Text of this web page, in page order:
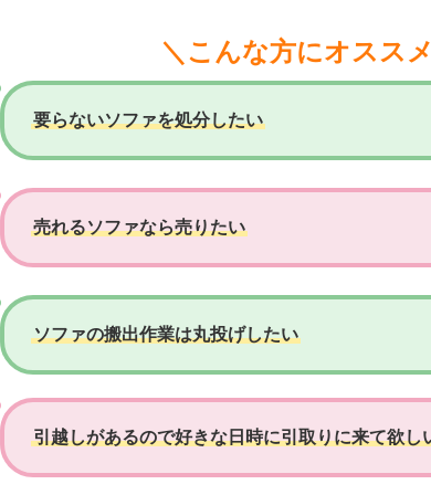
＼こんな方にオスス
要らないソファを処分したい
売れるソファなら売りたい
ソファの搬出作業は丸投げしたい
引越しがあるので好きな日時に引取りに来て欲し